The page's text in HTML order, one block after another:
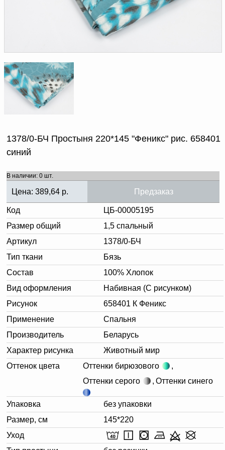
Документы по работе с
персональными данными
Вопросы и ответы
Новости | Статьи
1378/0-БЧ Простыня 220*145 "Феникс" рис. 658401
синий
В наличии: 0 шт.
Цена: 389,64 р. Предзаказ
Код
ЦБ-00005195
Размер общий
1,5 спальный
Артикул
1378/0-БЧ
Тип ткани
Бязь
Состав
100% Хлопок
Вид оформления
Набивная (С рисунком)
Рисунок
658401 К Феникс
Применение
Спальня
Производитель
Беларусь
Характер рисунка
Животный мир
Оттенок цвета
Оттенки бирюзового
,
Оттенки серого
, Оттенки синего
Упаковка
без упаковки
Размер, см
145*220
Уход